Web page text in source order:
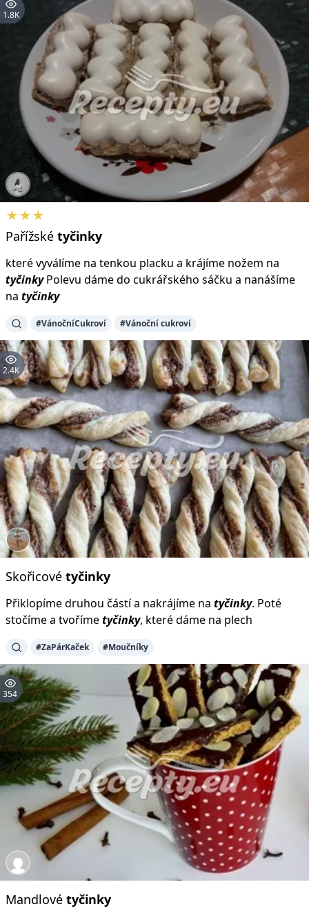
1.8K
★★★
Pařížské tyčinky
které vyválíme na tenkou placku a krájíme nožem na
tyčinkyPolevu dáme do cukrářského sáčku a nanášíme
na tyčinky
#VánočníCukroví #Vánoční cukroví
2.4K
Skořicové tyčinky
Přiklopíme druhou částí a nakrájíme na tyčinky. Poté
stočíme a tvořímetyčinky, které dáme na plech
#ZaPárKaček #Moučníky
354
Mandlové tyčinky